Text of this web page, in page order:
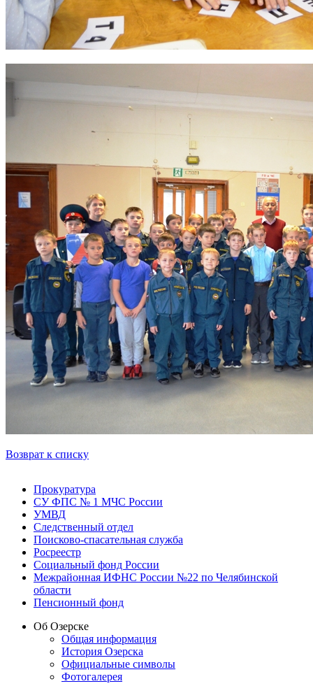
Возврат к списку
Прокуратура
СУ ФПС № 1 МЧС России
УМВД
Следственный отдел
Поисково-спасательная служба
Росреестр
Социальный фонд России
Межрайонная ИФНС России №22 по Челябинской
области
Пенсионный фонд
Об Озерске
Общая информация
История Озерска
Официальные символы
Фотогалерея